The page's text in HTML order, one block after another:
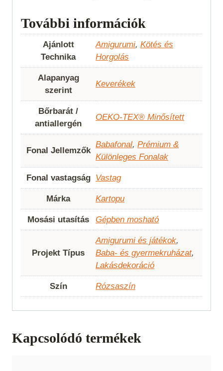
További információk
Ajánlott
Technika
Amigurumi, Kötés és
Horgolás
Alapanyag
szerint
Keverékek
Bőrbarát /
antiallergén
OEKO-TEX® Minősített
Fonal Jellemzők
Babafonal, Prémium &
Különleges Fonalak
Fonal vastagság Vastag
Márka Kartopu
Mosási utasítás Gépben mosható
Projekt Típus
Amigurumi és játékok,
Baba- és gyermekruházat,
Lakásdekoráció
Szín Rózsaszín
Kapcsolódó termékek